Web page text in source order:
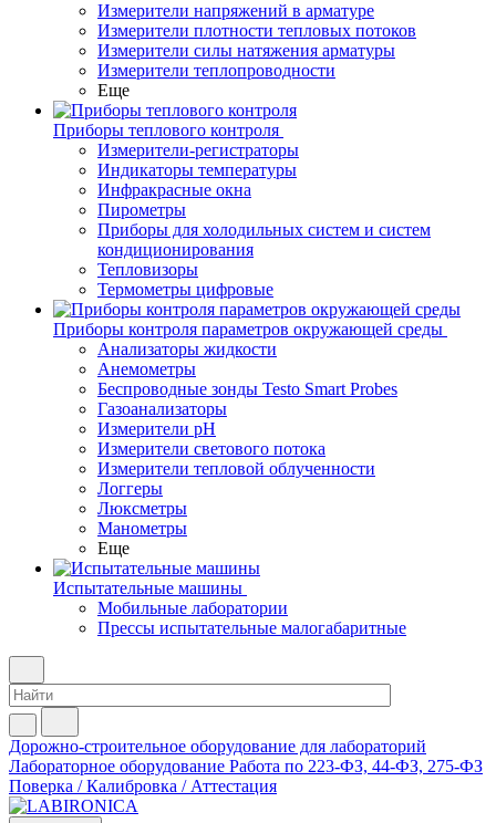
Измерители напряжений в арматуре
Измерители плотности тепловых потоков
Измерители силы натяжения арматуры
Измерители теплопроводности
Еще
Приборы теплового контроля
Измерители-регистраторы
Индикаторы температуры
Инфракрасные окна
Пирометры
Приборы для холодильных систем и систем
кондиционирования
Тепловизоры
Термометры цифровые
Приборы контроля параметров окружающей среды
Анализаторы жидкости
Анемометры
Беспроводные зонды Testo Smart Probes
Газоанализаторы
Измерители pH
Измерители светового потока
Измерители тепловой облученности
Логгеры
Люксметры
Манометры
Еще
Испытательные машины
Мобильные лаборатории
Прессы испытательные малогабаритные
Дорожно-строительное оборудование для лабораторий
Лабораторное оборудование Работа по 223-ФЗ, 44-ФЗ, 275-ФЗ
Поверка / Калибровка / Аттестация